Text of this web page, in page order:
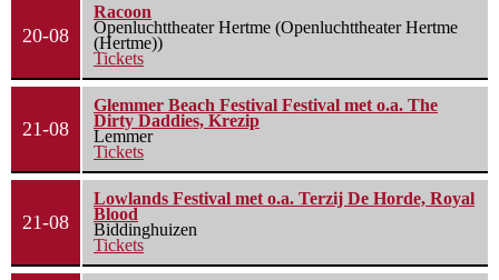
20-08
Racoon
Openluchttheater Hertme (Openluchttheater Hertme
(Hertme))
Tickets
21-08
Glemmer Beach Festival Festival met o.a. The
Dirty Daddies, Krezip
Lemmer
Tickets
21-08
Lowlands Festival met o.a. Terzij De Horde, Royal
Blood
Biddinghuizen
Tickets